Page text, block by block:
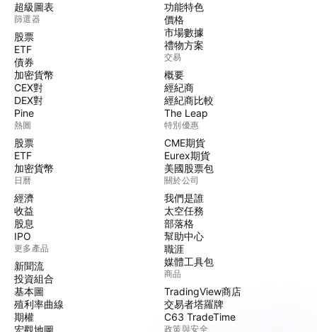
超級圖表
篩選器
股票
ETF
債券
加密貨幣
CEX對
DEX對
Pine
熱圖
股票
ETF
加密貨幣
日曆
經濟
收益
股息
IPO
更多產品
新聞流
投資組合
基本圖
殖利率曲線
期權
宏觀地圖
功能特色
價格
市場數據
禮物方案
交易
概要
經紀商
經紀商比較
The Leap
特別優惠
CME期貨
Eurex期貨
美國股票包
關於公司
我們是誰
太空任務
部落格
幫助中心
職涯
媒體工具包
商品
TradingView商店
交易者塔羅牌
C63 TradeTime
政策與安全